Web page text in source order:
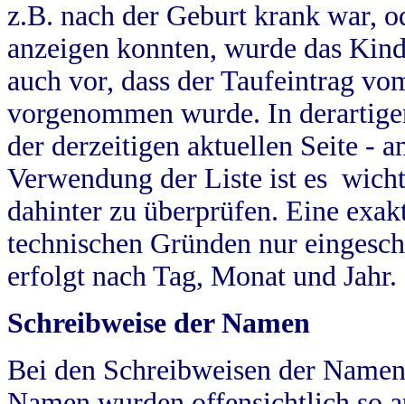
z.B. nach der Geburt krank war,
anzeigen konnten, wurde das
auch vor, dass der Taufeintrag
vorgenommen wurde. In
der derzeitigen aktuellen Seite -
Verwendung der Liste ist es
dahinter zu überprüfen. Eine
technischen Gründen nur
erfolgt nach Tag, Monat und Jahr.
Schreibweise der Namen
Bei den Schreibweisen der